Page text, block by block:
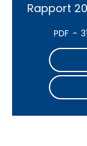
Rapport
PDF